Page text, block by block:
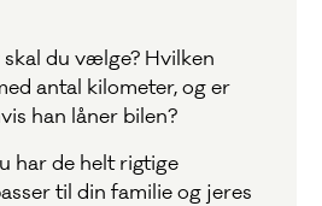
du vælge? Hvilken
antal kilometer, og er
han låner bilen?
har de helt rigtige
til din familie og jeres